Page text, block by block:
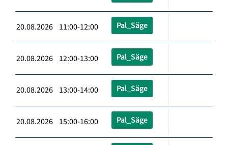
20.08.2026 11:00-12:00 Pal_Säge
20.08.2026 12:00-13:00 Pal_Säge
20.08.2026 13:00-14:00 Pal_Säge
20.08.2026 15:00-16:00 Pal_Säge